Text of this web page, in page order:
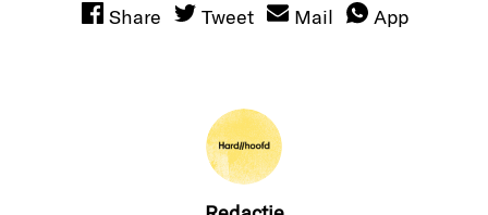
Share Tweet Mail App